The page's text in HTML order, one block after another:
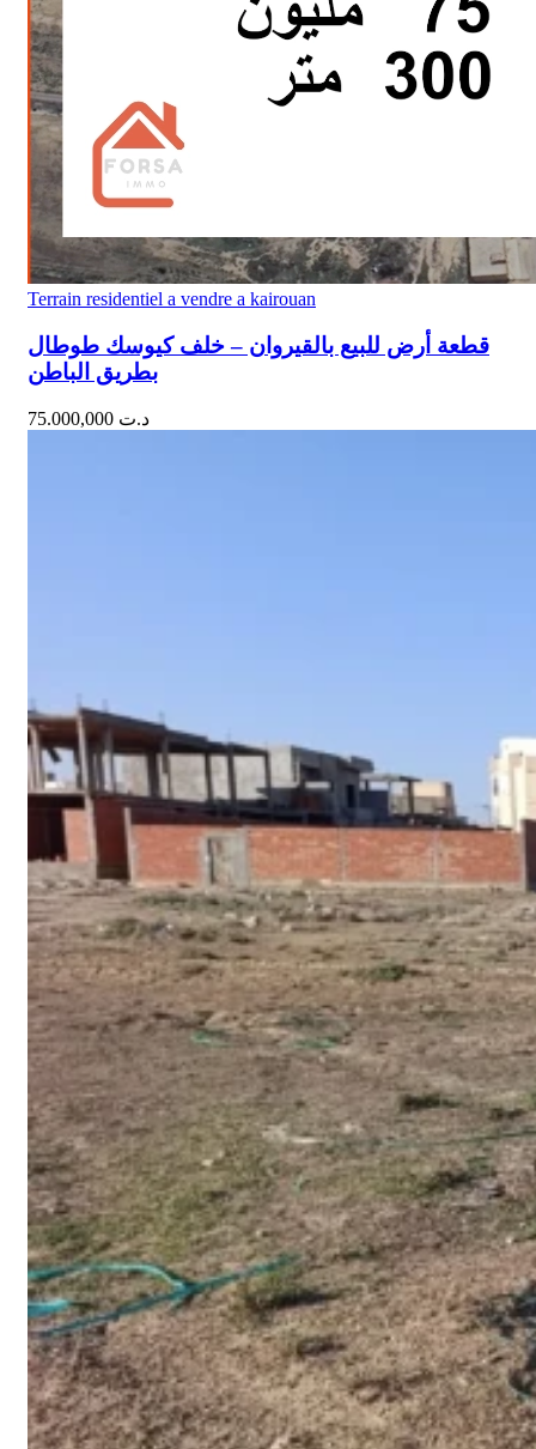
Terrain residentiel a vendre a kairouan
قطعة أرض للبيع بالقيروان – خلف كيوسك طوطال
بطريق الباطن
د.ت